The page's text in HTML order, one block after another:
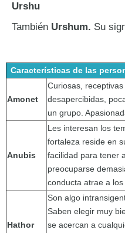
Urshu
También Urshum. Su
Características de las
Amonet
Curiosas,
desapercibidas,
un grupo.
Anubis
Les interesan los
fortaleza reside en
facilidad para tener
preocuparse
conducta atrae a los
Hathor
Son algo
Saben elegir muy
se acercan a